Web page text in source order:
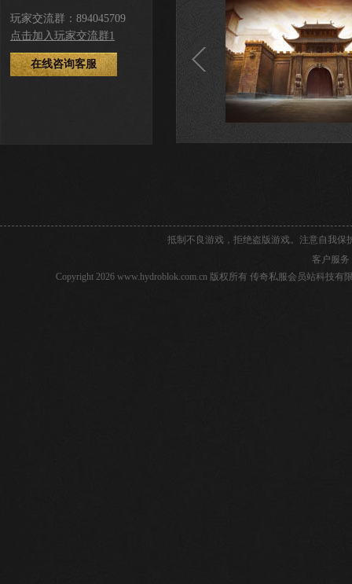
玩家交流群：894045709
点击加入玩家交流群1
在线咨询客服
抵制不良游戏，拒绝盗版游戏。注意自我
客户服务
Copyright 2026 www.hydroblok.com.cn 版权所有 传奇私服会员站科技有